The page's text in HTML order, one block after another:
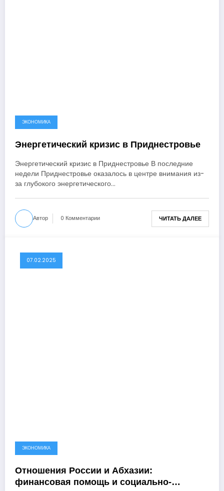
ЭКОНОМИКА
Энергетический кризис в Приднестровье
Энергетический кризис в Приднестровье В последние
недели Приднестровье оказалось в центре внимания из-
за глубокого энергетического…
Автор 0 Комментарии ЧИТАТЬ ДАЛЕЕ
07.02.2025
ЭКОНОМИКА
Отношения России и Абхазии:
финансовая помощь и социально-